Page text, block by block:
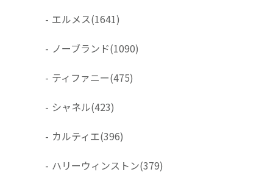
- エルメス(1641)
- ノーブランド(1090)
- ティファニー(475)
- シャネル(423)
- カルティエ(396)
- ハリーウィンストン(379)